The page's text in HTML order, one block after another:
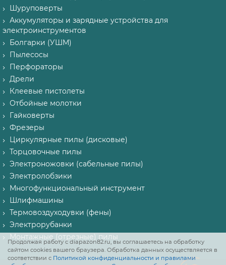
Продолжая работу с diapazon82.ru, вы соглашаетесь на обработку
сайтом cookies вашего браузера. Обработка данных осуществляется в
соответствии с Политикой конфиденциальности и правилами
Шуруповерты
Аккумуляторы и зарядные устройства для
электроинструментов
Болгарки (УШМ)
Пылесосы
Перфораторы
Дрели
Клеевые пистолеты
Отбойные молотки
Гайковерты
Фрезеры
Циркулярные пилы (дисковые)
Торцовочные пилы
Электроножовки (сабельные пилы)
Электролобзики
Многофункциональный инструмент
Шлифмашины
Термовоздуходувки (фены)
Электрорубанки
Монтажные (отрезные) пилы